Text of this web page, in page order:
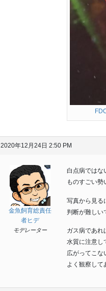
2020年12月24日 2:50 PM
金魚飼育総責任
者ヒデ
モデレーター
白点病ではな
ものすごい勢
写真から見る
判断が難しい
ガス病であれ
水質に注意し
広がってこな
よく観察して